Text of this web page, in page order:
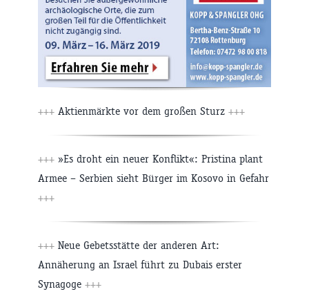
+++ Aktienmärkte vor dem großen Sturz +++
+++ »Es droht ein neuer Konflikt«: Pristina plant
Armee – Serbien sieht Bürger im Kosovo in Gefahr
+++
+++ Neue Gebetsstätte der anderen Art:
Annäherung an Israel führt zu Dubais erster
Synagoge +++